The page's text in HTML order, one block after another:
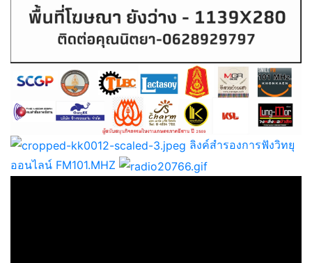
ลิงค์สำรองการฟังวิทยุ
ออนไลน์ FM101.MHZ